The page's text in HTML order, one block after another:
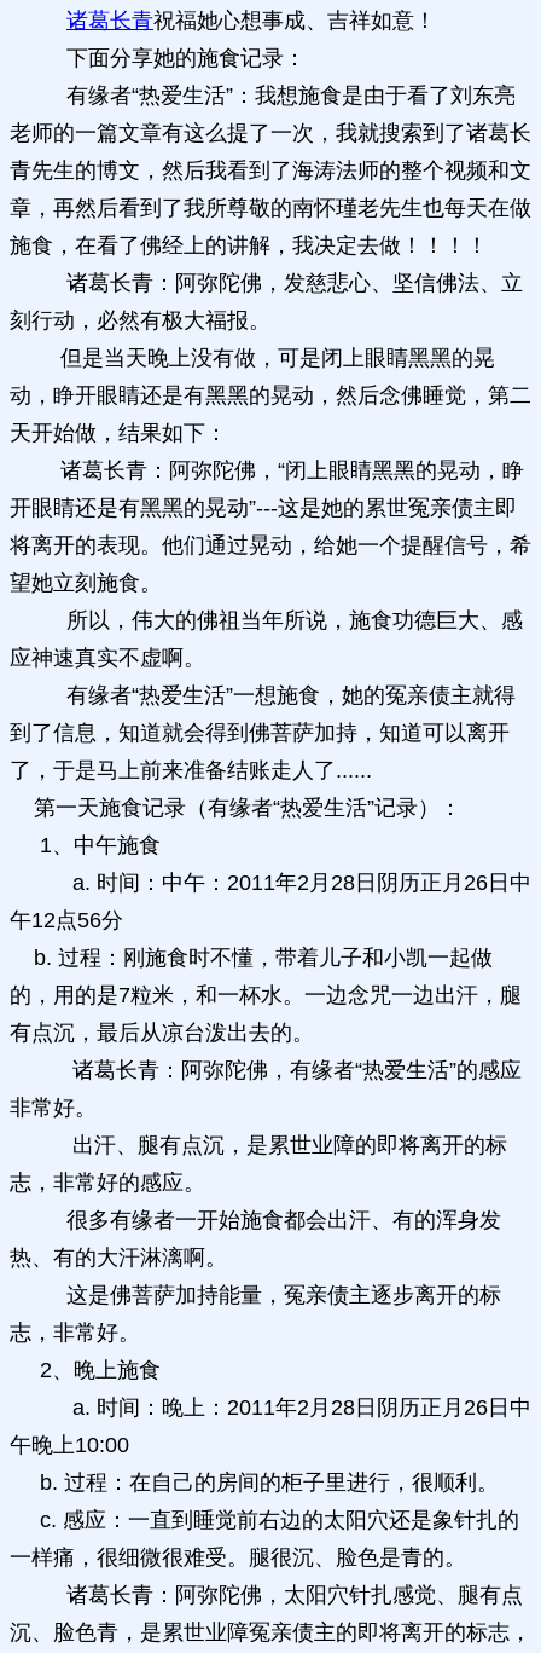
诸葛长青祝福她心想事成、吉祥如意！
下面分享她的施食记录：
有缘者“热爱生活”：我想施食是由于看了刘东亮
老师的一篇文章有这么提了一次，我就搜索到了诸葛长
青先生的博文，然后我看到了海涛法师的整个视频和文
章，再然后看到了我所尊敬的南怀瑾老先生也每天在做
施食，在看了佛经上的讲解，我决定去做！！！！
诸葛长青：阿弥陀佛，发慈悲心、坚信佛法、立
刻行动，必然有极大福报。
但是当天晚上没有做，可是闭上眼睛黑黑的晃
动，睁开眼睛还是有黑黑的晃动，然后念佛睡觉，第二
天开始做，结果如下：
诸葛长青：阿弥陀佛，“闭上眼睛黑黑的晃动，睁
开眼睛还是有黑黑的晃动”---这是她的累世冤亲债主即
将离开的表现。他们通过晃动，给她一个提醒信号，希
望她立刻施食。
所以，伟大的佛祖当年所说，施食功德巨大、感
应神速真实不虚啊。
有缘者“热爱生活”一想施食，她的冤亲债主就得
到了信息，知道就会得到佛菩萨加持，知道可以离开
了，于是马上前来准备结账走人了......
第一天施食记录（有缘者“热爱生活”记录）：
1、中午施食
a. 时间：中午：2011年2月28日阴历正月26日中
午12点56分
b. 过程：刚施食时不懂，带着儿子和小凯一起做
的，用的是7粒米，和一杯水。一边念咒一边出汗，腿
有点沉，最后从凉台泼出去的。
诸葛长青：阿弥陀佛，有缘者“热爱生活”的感应
非常好。
出汗、腿有点沉，是累世业障的即将离开的标
志，非常好的感应。
很多有缘者一开始施食都会出汗、有的浑身发
热、有的大汗淋漓啊。
这是佛菩萨加持能量，冤亲债主逐步离开的标
志，非常好。
2、晚上施食
a. 时间：晚上：2011年2月28日阴历正月26日中
午晚上10:00
b. 过程：在自己的房间的柜子里进行，很顺利。
c. 感应：一直到睡觉前右边的太阳穴还是象针扎的
一样痛，很细微很难受。腿很沉、脸色是青的。
诸葛长青：阿弥陀佛，太阳穴针扎感觉、腿有点
沉、脸色青，是累世业障冤亲债主的即将离开的标志，